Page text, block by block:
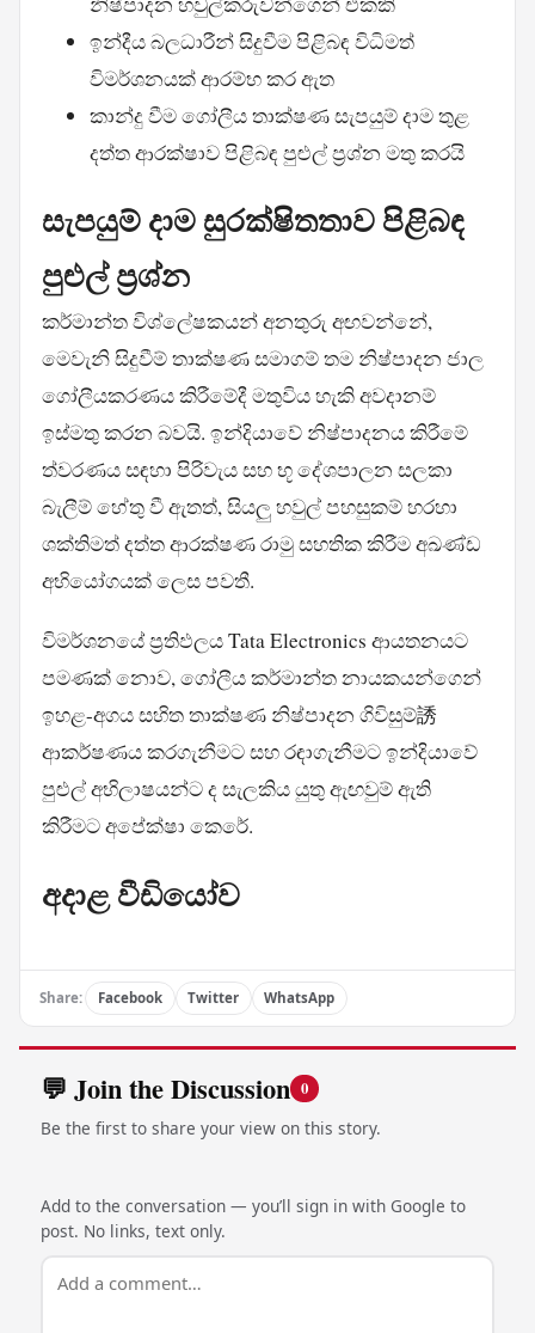
ඉන්දීය බලධාරීන් සිදුවීම පිළිබඳ විධිමත්
විමර්ශනයක් ආරම්භ කර ඇත
කාන්දු වීම ගෝලීය තාක්ෂණ සැපයුම් දාම තුළ
දත්ත ආරක්ෂාව පිළිබඳ පුළුල් ප්‍රශ්න මතු කරයි
සැපයුම් දාම සුරක්ෂිතතාව පිළිබඳ
පුළුල් ප්‍රශ්න
කර්මාන්ත විශ්ලේෂකයන් අනතුරු අඟවන්නේ,
මෙවැනි සිදුවීම් තාක්ෂණ සමාගම් තම නිෂ්පාදන ජාල
ගෝලීයකරණය කිරීමේදී මතුවිය හැකි අවදානම්
ඉස්මතු කරන බවයි. ඉන්දියාවේ නිෂ්පාදනය කිරීමේ
ත්වරණය සඳහා පිරිවැය සහ භූ දේශපාලන සලකා
බැලීම් හේතු වී ඇතත්, සියලු හවුල් පහසුකම් හරහා
ශක්තිමත් දත්ත ආරක්ෂණ රාමු සහතික කිරීම අඛණ්ඩ
අභියෝගයක් ලෙස පවතී.
විමර්ශනයේ ප්‍රතිඵලය Tata Electronics ආයතනයට
පමණක් නොව, ගෝලීය කර්මාන්ත නායකයන්ගෙන්
ඉහළ-අගය සහිත තාක්ෂණ නිෂ්පාදන ගිවිසුම්誘
ආකර්ෂණය කරගැනීමට සහ රඳාගැනීමට ඉන්දියාවේ
පුළුල් අභිලාෂයන්ට ද සැලකිය යුතු ඇඟවුම් ඇති
කිරීමට අපේක්ෂා කෙරේ.
අදාළ වීඩියෝව
Share: Facebook Twitter WhatsApp
💬 Join the Discussion 0
Be the first to share your view on this story.
Add to the conversation — you’ll sign in with Google to
post. No links, text only.